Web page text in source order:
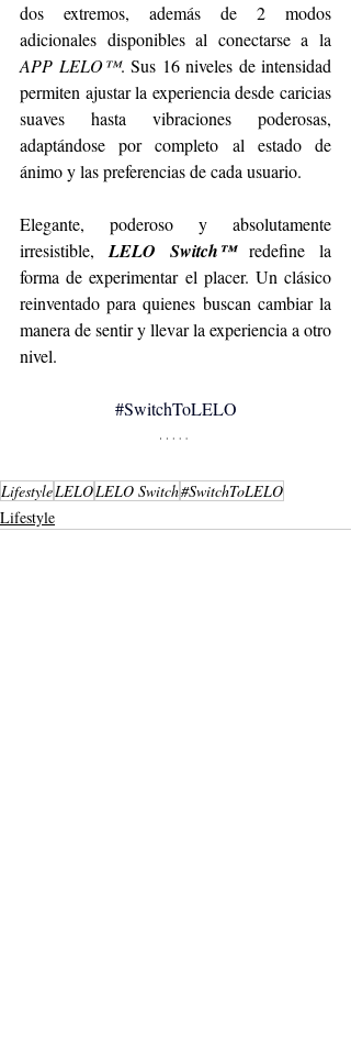
dos extremos, además de 2 modos
APP LELO™. Sus 16 niveles de intensidad
permiten ajustar la experiencia desde caricias
suaves hasta vibraciones poderosas,
adaptándose por completo al estado de
ánimo y las preferencias de cada usuario.
Elegante, poderoso y absolutamente
irresistible, LELO Switch™ redefine la
forma de experimentar el placer. Un clásico
reinventado para quienes buscan cambiar la
manera de sentir y llevar la experiencia a otro
nivel.
#SwitchToLELO
LifestyleLELOLELO Switch#SwitchToLELO
Lifestyle